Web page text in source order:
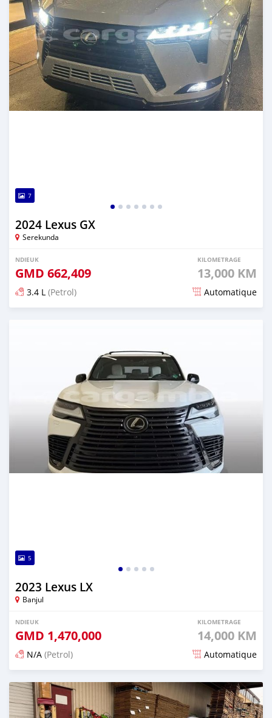
7
2024 Lexus GX
Serekunda
NDIEUK
GMD 662,409
KILOMETRAGE
13,000 KM
3.4 L (Petrol) Automatique
5
2023 Lexus LX
Banjul
NDIEUK
GMD 1,470,000
KILOMETRAGE
14,000 KM
N/A (Petrol) Automatique
Dougal na niou ko depuis 5 months